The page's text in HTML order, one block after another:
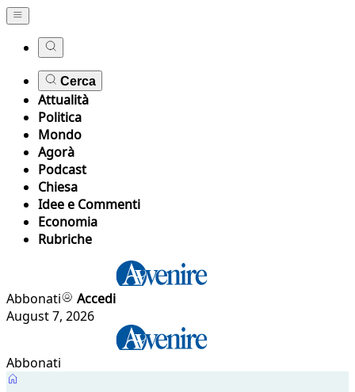
Cerca
Attualità
Politica
Mondo
Agorà
Podcast
Chiesa
Idee e Commenti
Economia
Rubriche
Abbonati
Accedi
August 7, 2026
Abbonati